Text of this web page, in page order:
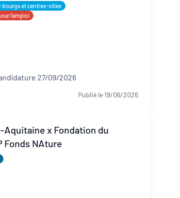
bourgs et centres-villes
l’emploi
27/09/2026
Publié le 19/06/2026
Aquitaine x Fondation du
NAture